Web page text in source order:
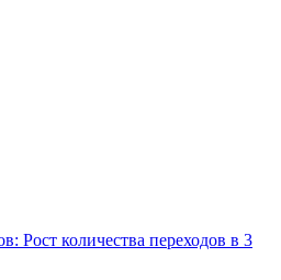
Рост количества переходов в 3